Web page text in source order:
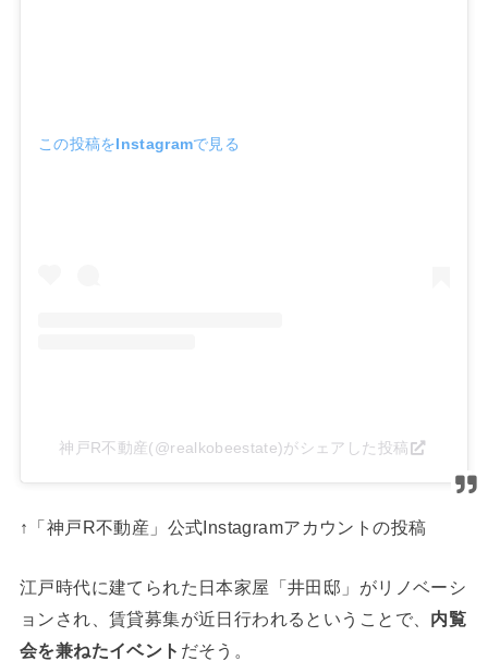
この投稿をInstagramで見る
神戸R不動産(@realkobeestate)がシェアした投稿
↑「神戸R不動産」公式Instagramアカウントの投稿
江戸時代に建てられた日本家屋「井田邸」がリノベーシ
ョンされ、賃貸募集が近日行われるということで、 内覧
会を兼ねたイベント だそう。